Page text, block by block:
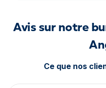
Avis sur notre
Ce que nos